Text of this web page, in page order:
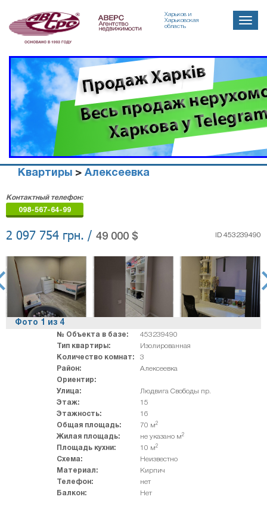
Харьков и
Харьковская
область
Toggle
Квартиры > Алексеевка
недвижимости
"Аверс"
Контактный телефон:
098-567-64-99
2 097 754 грн. / 49 000 $ ID 453239490
Фото 1 из 4
№ Объекта в базе:
453239490
Тип квартиры:
Изолированная
Количество комнат:
3
Район:
Алексеевка
Ориентир:
Улица:
Людвига Свободы пр.
Этаж:
15
Этажность:
16
Общая площадь:
70 м2
Жилая площадь: не указано м2
Площадь кухни: 10 м2
Схема:
Неизвестно
Материал:
Кирпич
Телефон:
нет
Балкон:
Нет